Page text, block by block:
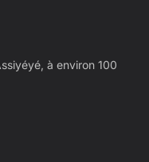
à environ 100